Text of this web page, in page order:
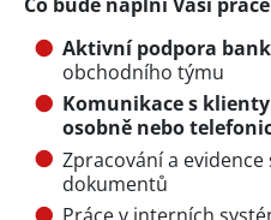
Aktivní podpora
obchodního týmu
Komunikace s klienty
osobně nebo
Zpracování a evidence
dokumentů